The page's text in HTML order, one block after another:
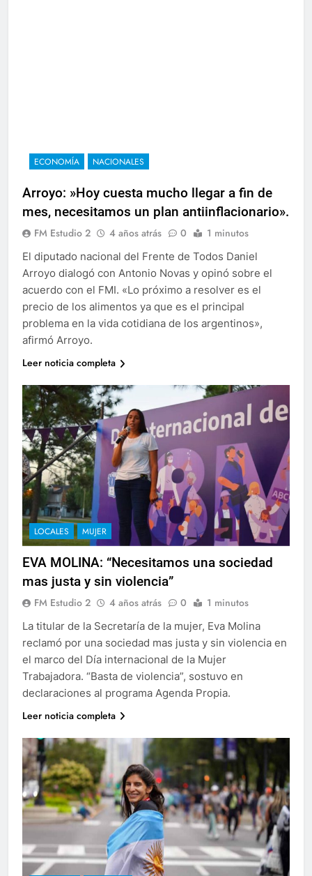
ECONOMÍA NACIONALES
Arroyo: »Hoy cuesta mucho llegar a fin de
mes, necesitamos un plan antiinflacionario».
FM Estudio 2 4 años atrás 0 1 minutos
El diputado nacional del Frente de Todos Daniel
Arroyo dialogó con Antonio Novas y opinó sobre el
acuerdo con el FMI. «Lo próximo a resolver es el
precio de los alimentos ya que es el principal
problema en la vida cotidiana de los argentinos»,
afirmó Arroyo.
Leer noticia completa
LOCALES MUJER
EVA MOLINA: “Necesitamos una sociedad
mas justa y sin violencia”
FM Estudio 2 4 años atrás 0 1 minutos
La titular de la Secretaría de la mujer, Eva Molina
reclamó por una sociedad mas justa y sin violencia en
el marco del Día internacional de la Mujer
Trabajadora. “Basta de violencia”, sostuvo en
declaraciones al programa Agenda Propia.
Leer noticia completa